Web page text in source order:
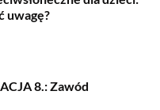
uwagę?
8.: Zawód